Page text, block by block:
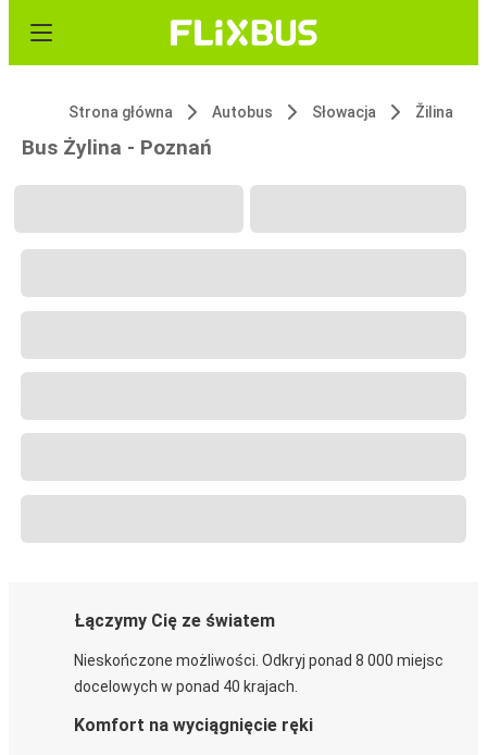
Strona główna Autobus Słowacja Žilina
Bus Żylina - Poznań
Łączymy Cię ze światem
Nieskończone możliwości. Odkryj ponad 8 000 miejsc
docelowych w ponad 40 krajach.
Komfort na wyciągnięcie ręki